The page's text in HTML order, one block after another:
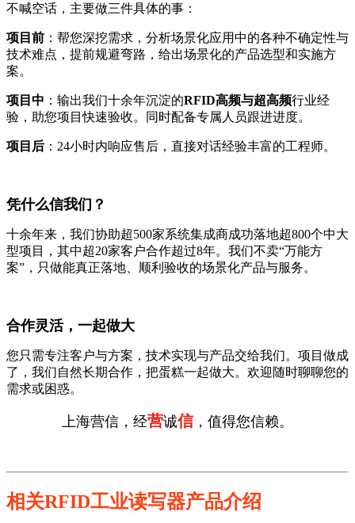
不喊空话，主要做三件具体的事：
项目前 ：帮您深挖需求，分析场景化应用中的各种不确定性与
技术难点，提前规避弯路，给出场景化的产品选型和实施方
案。
项目中 ：输出我们十余年沉淀的RFID高频与超高频行业经
验，助您项目快速验收。同时配备专属人员跟进进度。
项目后 ：24小时内响应售后，直接对话经验丰富的工程师。
凭什么信我们？
十余年来，我们协助超500家系统集成商成功落地超800个中大
型项目，其中超20家客户合作超过8年。我们不卖“万能方
案”，只做能真正落地、顺利验收的场景化产品与服务。
合作灵活，一起做大
您只需专注客户与方案，技术实现与产品交给我们。项目做成
了，我们自然长期合作，把蛋糕一起做大。欢迎随时聊聊您的
需求或困惑。
上海营信，经营诚信，值得您信赖。
相关RFID工业读写器产品介绍